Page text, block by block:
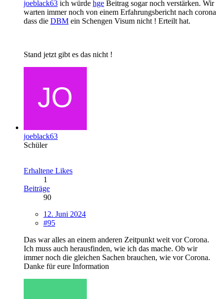
joeblack63 ich würde hge Beitrag sogar noch verstärken. Wir
warten immer noch von einem Erfahrungsbericht nach corona
dass die DBM ein Schengen Visum nicht ! Erteilt hat.
Stand jetzt gibt es das nicht !
joeblack63
Schüler
Erhaltene Likes
1
Beiträge
90
12. Juni 2024
#95
Das war alles an einem anderen Zeitpunkt weit vor Corona.
Ich muss auch herausfinden, wie ich das mache. Ob wir
immer noch die gleichen Sachen brauchen, wie vor Corona.
Danke für eure Information